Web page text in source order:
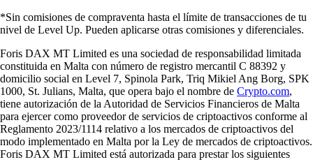
*Sin comisiones de compraventa hasta el límite de transacciones de tu
nivel de Level Up. Pueden aplicarse otras comisiones y diferenciales.
Foris DAX MT Limited es una sociedad de responsabilidad limitada
constituida en Malta con número de registro mercantil C 88392 y
domicilio social en Level 7, Spinola Park, Triq Mikiel Ang Borg, SPK
1000, St. Julians, Malta, que opera bajo el nombre de Crypto.com,
tiene autorización de la Autoridad de Servicios Financieros de Malta
para ejercer como proveedor de servicios de criptoactivos conforme al
Reglamento 2023/1114 relativo a los mercados de criptoactivos del
modo implementado en Malta por la Ley de mercados de criptoactivos.
Foris DAX MT Limited está autorizada para prestar los siguientes